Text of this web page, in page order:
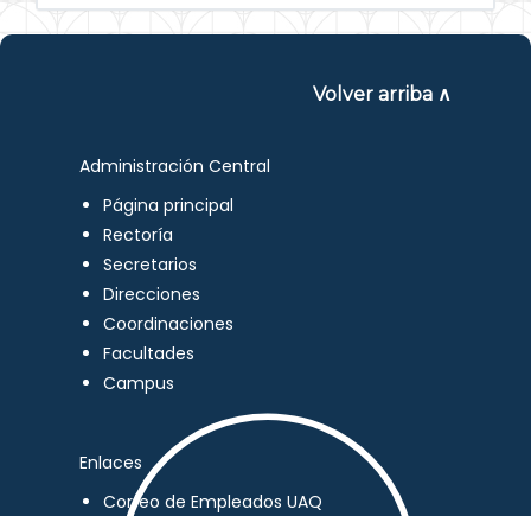
Volver arriba ∧
Administración Central
Página principal
Rectoría
Secretarios
Direcciones
Coordinaciones
Facultades
Campus
Enlaces
Correo de Empleados UAQ